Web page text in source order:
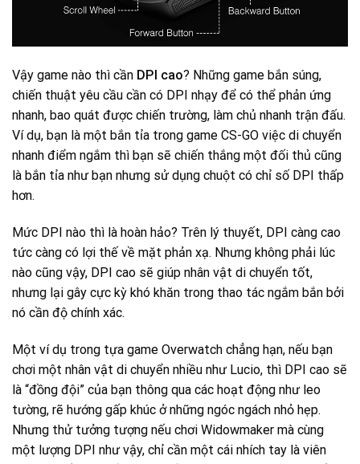
Vậy game nào thì cần DPI cao? Những game bắn súng,
chiến thuật yêu cầu cần có DPI nhạy để có thể phản ứng
nhanh, bao quát được chiến trường, làm chủ nhanh trận đấu.
Ví dụ, bạn là một bắn tỉa trong game CS-GO việc di chuyển
nhanh điểm ngắm thì bạn sẽ chiến thắng một đối thủ cũng
là bắn tỉa như bạn nhưng sử dụng chuột có chỉ số DPI thấp
hơn.
Mức DPI nào thì là hoàn hảo? Trên lý thuyết, DPI càng cao
tức càng có lợi thế về mặt phản xạ. Nhưng không phải lúc
nào cũng vậy, DPI cao sẽ giúp nhân vật di chuyển tốt,
nhưng lại gây cực kỳ khó khăn trong thao tác ngắm bắn bởi
nó cần độ chính xác.
Một ví dụ trong tựa game Overwatch chẳng hạn, nếu bạn
chơi một nhân vật di chuyển nhiều như Lucio, thì DPI cao sẽ
là “đồng đội” của bạn thông qua các hoạt động như leo
tường, rẽ hướng gấp khúc ở những ngóc ngách nhỏ hẹp.
Nhưng thử tưởng tượng nếu chơi Widowmaker mà cùng
một lượng DPI như vậy, chỉ cần một cái nhích tay là viên